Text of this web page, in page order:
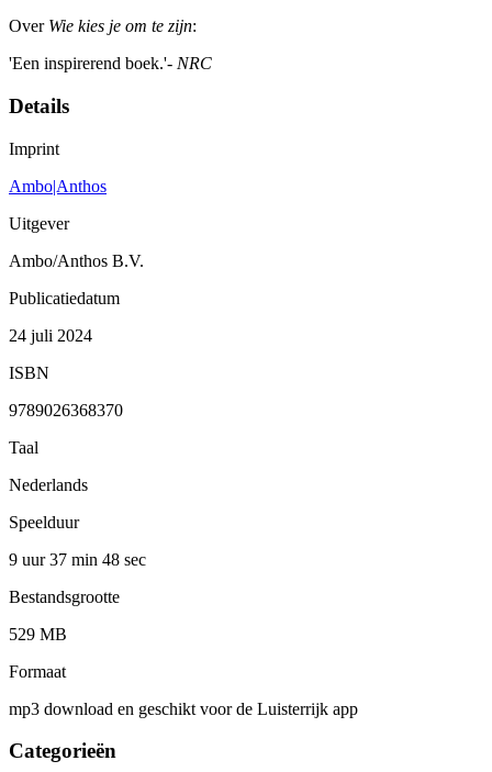
Over Wie kies je om te zijn:
'Een inspirerend boek.'- NRC
Details
Imprint
Ambo|Anthos
Uitgever
Ambo/Anthos B.V.
Publicatiedatum
24 juli 2024
ISBN
9789026368370
Taal
Nederlands
Speelduur
9 uur 37 min 48 sec
Bestandsgrootte
529 MB
Formaat
mp3 download en geschikt voor de Luisterrijk app
Categorieën